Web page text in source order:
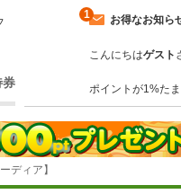
券
お得なお知ら
1
こんにちはゲスト
ポイントが1%た
ディア】